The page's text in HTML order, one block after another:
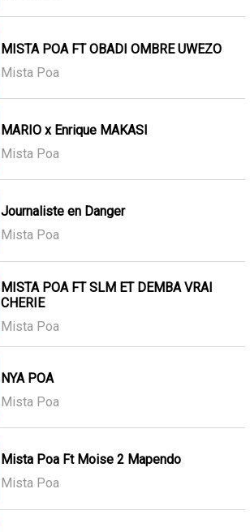
MISTA POA FT OBADI OMBRE UWEZO
Mista Poa
MARIO x Enrique MAKASI
Mista Poa
Journaliste en Danger
Mista Poa
MISTA POA FT SLM ET DEMBA VRAI
CHERIE
Mista Poa
NYA POA
Mista Poa
Mista Poa Ft Moise 2 Mapendo
Mista Poa